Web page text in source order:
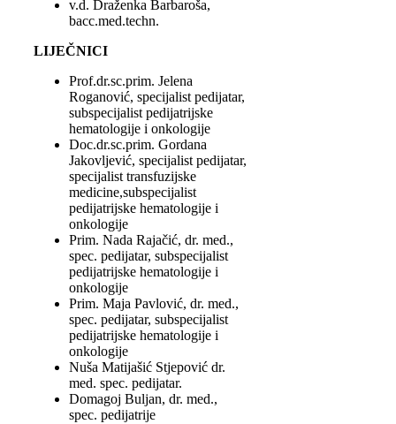
v.d. Draženka Barbaroša,
bacc.med.techn.
LIJEČNICI
Prof.dr.sc.prim. Jelena
Roganović, specijalist pedijatar,
subspecijalist pedijatrijske
hematologije i onkologije
Doc.dr.sc.prim. Gordana
Jakovljević, specijalist pedijatar,
specijalist transfuzijske
medicine,subspecijalist
pedijatrijske hematologije i
onkologije
Prim. Nada Rajačić, dr. med.,
spec. pedijatar, subspecijalist
pedijatrijske hematologije i
onkologije
Prim. Maja Pavlović, dr. med.,
spec. pedijatar, subspecijalist
pedijatrijske hematologije i
onkologije
Nuša Matijašić Stjepović dr.
med. spec. pedijatar.
Domagoj Buljan, dr. med.,
spec. pedijatrije